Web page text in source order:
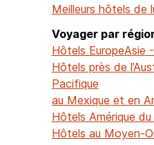
Meilleurs hôtels de
Voyager par
Hôtels EuropeAsie
Hôtels près de
Pacifique
au Mexique et en
Hôtels Amérique du
Hôtels au Moyen-